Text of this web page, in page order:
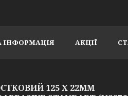
ІНФОРМАЦІЯ АКЦІЇ
125 X 22ММ